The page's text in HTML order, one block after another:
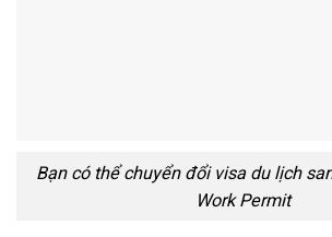
Bạn có thể chuyển đổi visa du lịch
Work Permit